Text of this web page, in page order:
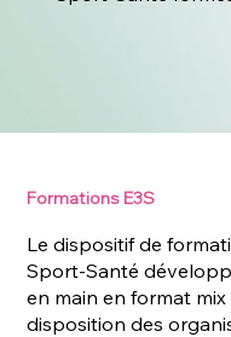
Formations E3S
Le dispositif de
Sport-Santé
en main en format
disposition des